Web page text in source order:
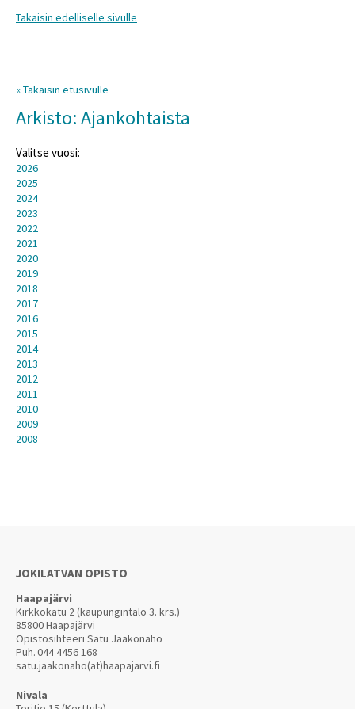
Takaisin edelliselle sivulle
« Takaisin etusivulle
Arkisto: Ajankohtaista
Valitse vuosi:
2026
2025
2024
2023
2022
2021
2020
2019
2018
2017
2016
2015
2014
2013
2012
2011
2010
2009
2008
JOKILATVAN OPISTO
Haapajärvi
Kirkkokatu 2 (kaupungintalo 3. krs.)
85800 Haapajärvi
Opistosihteeri Satu Jaakonaho
Puh.044 4456 168
satu.jaakonaho(at)haapajarvi.fi
Nivala